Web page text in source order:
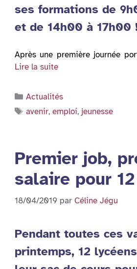
ses formations de
et de 14h00 à 17h00
Après une première journée
Lire la suite
Catégories
Actualités
Étiquettes
avenir,emploi, jeunesse
Premier job,
salaire pour
18/04/2019 par Céline Jégu
Pendant toutes ces
printemps, 12